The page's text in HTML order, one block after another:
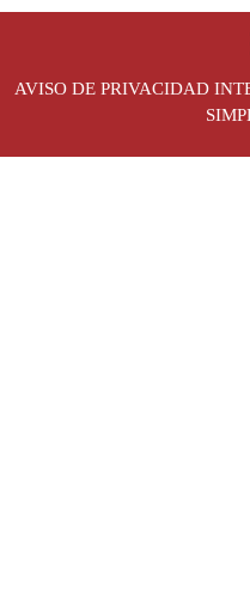
AVISO DE PRIVACIDAD